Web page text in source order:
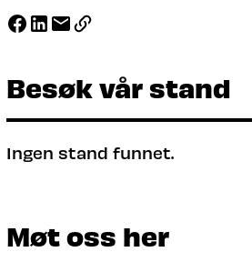
Besøk vår stand
Ingen stand funnet.
Møt oss her